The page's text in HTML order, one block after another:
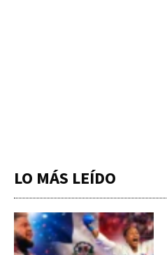
LO MÁS LEÍDO